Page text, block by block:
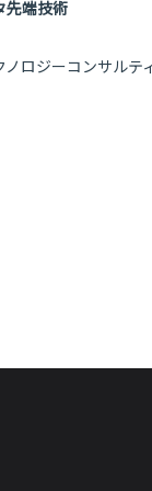
先端技術
ロジーコンサルテ